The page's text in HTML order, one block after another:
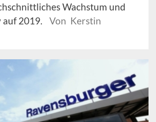
Wachstum und
2019.
Von Kerstin